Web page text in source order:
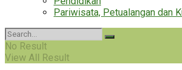
Pariwisata, Petualangan dan
No Result
View All Result